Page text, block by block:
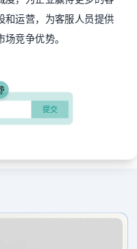
和运营，为客服人员提供
竞争优势。